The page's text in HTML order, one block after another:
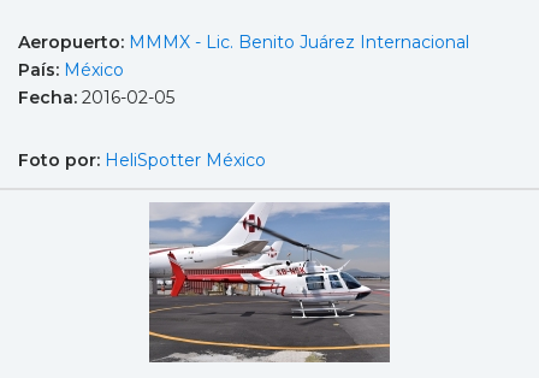
Aeropuerto: MMMX - Lic. Benito Juárez Internacional
País: México
Fecha: 2016-02-05
Foto por: HeliSpotter México